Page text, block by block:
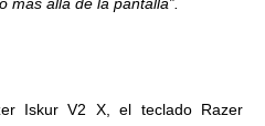
más allá de la pantalla”.
Iskur V2 X, el teclado Razer